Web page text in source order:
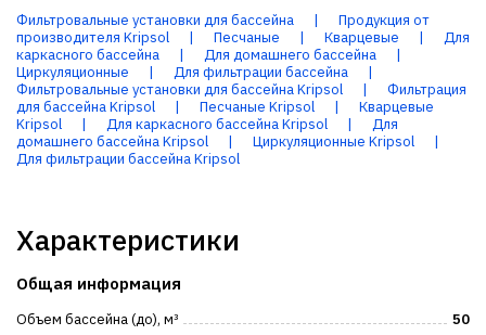
Фильтровальные установки для бассейна |
Продукция от
производителя Kripsol
| Песчаные | Кварцевые |
Для
каркасного бассейна
| Для домашнего бассейна
|
Циркуляционные
| Для фильтрации бассейна
|
Фильтровальные установки для бассейна Kripsol
|
Фильтрация
для бассейна Kripsol
| Песчаные Kripsol |
Кварцевые
Kripsol
| Для каркасного бассейна Kripsol |
Для
домашнего бассейна Kripsol
| Циркуляционные Kripsol
|
Для фильтрации бассейна Kripsol
Характеристики
Общая информация
Объем бассейна (до), м³
50